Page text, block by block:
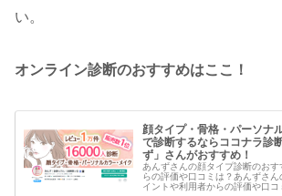
い。
オンライン診断のおすすめはここ！
顔タイプ・骨格・パーソナ
で診断するならココナラ診
ず」さんがおすすめ！
あんずさんの顔タイプ診断のお
らの評価や口コミは？あんずさ
イントや利用者からの評価や口コ